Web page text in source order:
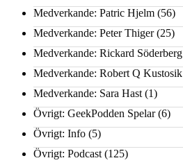
Medverkande: Patric Hjelm (56)
Medverkande: Peter Thiger(25)
Medverkande: Rickard Söderberg
Medverkande: Robert Q Kustosik
Medverkande: Sara Hast (1)
Övrigt: GeekPodden Spelar(6)
Övrigt: Info (5)
Övrigt: Podcast (125)